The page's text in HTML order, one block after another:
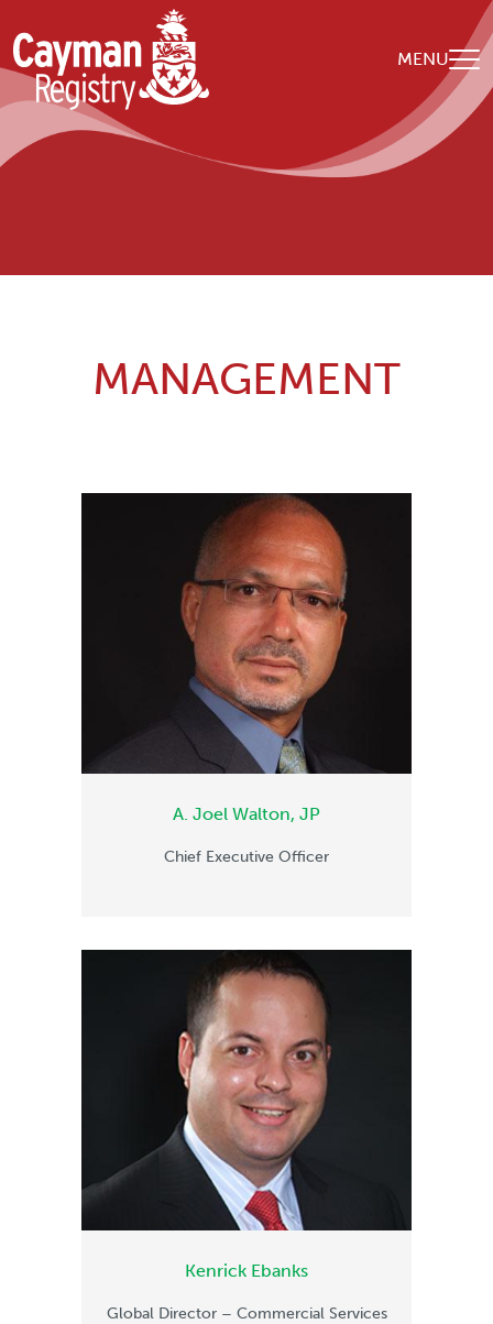
Skip to main content
MENU
MANAGEMENT
A. Joel Walton, JP
Chief Executive Officer
Kenrick Ebanks
Global Director – Commercial Services